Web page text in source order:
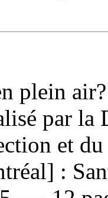
plein
par la
et
: